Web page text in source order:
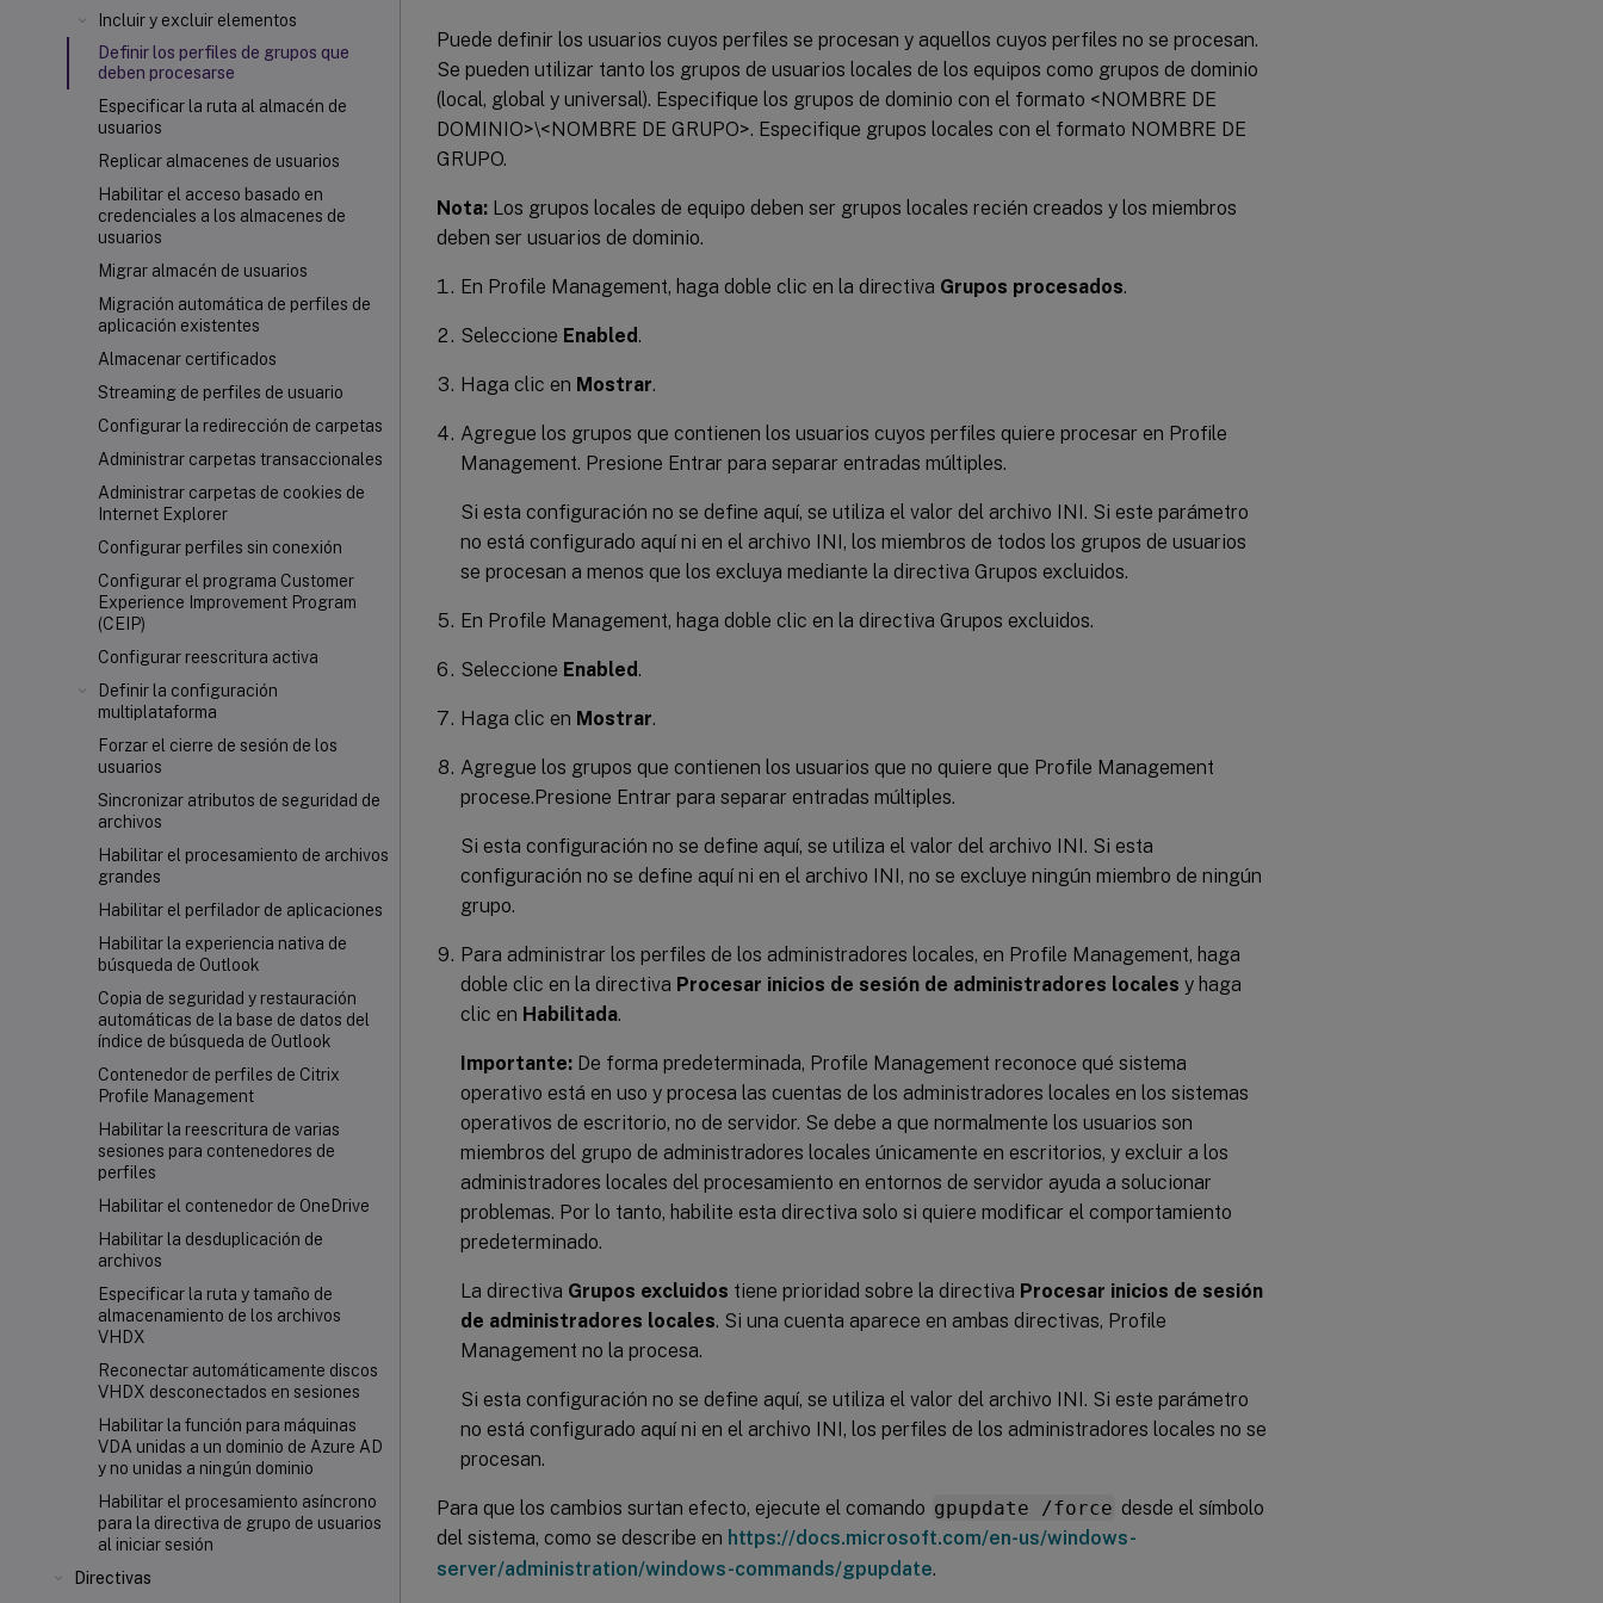
Incluir y excluir elementos
Definir los perfiles de grupos que
deben procesarse
Especificar la ruta al almacén de
usuarios
Replicar almacenes de usuarios
Habilitar el acceso basado en
credenciales a los almacenes de
usuarios
Migrar almacén de usuarios
Migración automática de perfiles de
aplicación existentes
Almacenar certificados
Streaming de perfiles de usuario
Configurar la redirección de carpetas
Administrar carpetas transaccionales
Administrar carpetas de cookies de
Internet Explorer
Configurar perfiles sin conexión
Configurar el programa Customer
Experience Improvement Program
(CEIP)
Configurar reescritura activa
Definir la configuración
multiplataforma
Forzar el cierre de sesión de los
usuarios
Sincronizar atributos de seguridad de
archivos
Habilitar el procesamiento de archivos
grandes
Habilitar el perfilador de aplicaciones
Habilitar la experiencia nativa de
búsqueda de Outlook
Copia de seguridad y restauración
automáticas de la base de datos del
índice de búsqueda de Outlook
Contenedor de perfiles de Citrix
Profile Management
Habilitar la reescritura de varias
sesiones para contenedores de
perfiles
Habilitar el contenedor de OneDrive
Habilitar la desduplicación de
archivos
Especificar la ruta y tamaño de
almacenamiento de los archivos
VHDX
Reconectar automáticamente discos
VHDX desconectados en sesiones
Habilitar la función para máquinas
VDA unidas a un dominio de Azure AD
y no unidas a ningún dominio
Habilitar el procesamiento asíncrono
para la directiva de grupo de usuarios
al iniciar sesión
Directivas
Puede definir los usuarios cuyos perfiles se procesan y aquellos cuyos perfiles no se procesan.
Se pueden utilizar tanto los grupos de usuarios locales de los equipos como grupos de dominio
(local, global y universal). Especifique los grupos de dominio con el formato <NOMBRE DE
DOMINIO>\<NOMBRE DE GRUPO>. Especifique grupos locales con el formato NOMBRE DE
GRUPO.
Nota: Los grupos locales de equipo deben ser grupos locales recién creados y los miembros
deben ser usuarios de dominio.
En Profile Management, haga doble clic en la directiva Grupos procesados.
Seleccione Enabled .
Haga clic en Mostrar.
Agregue los grupos que contienen los usuarios cuyos perfiles quiere procesar en Profile
Management. Presione Entrar para separar entradas múltiples.
Si esta configuración no se define aquí, se utiliza el valor del archivo INI. Si este parámetro
no está configurado aquí ni en el archivo INI, los miembros de todos los grupos de usuarios
se procesan a menos que los excluya mediante la directiva Grupos excluidos.
En Profile Management, haga doble clic en la directiva Grupos excluidos.
Seleccione Enabled .
Haga clic en Mostrar.
Agregue los grupos que contienen los usuarios que no quiere que Profile Management
procese.Presione Entrar para separar entradas múltiples.
Si esta configuración no se define aquí, se utiliza el valor del archivo INI. Si esta
configuración no se define aquí ni en el archivo INI, no se excluye ningún miembro de ningún
grupo.
Para administrar los perfiles de los administradores locales, en Profile Management, haga
doble clic en la directiva Procesar inicios de sesión de administradores locales y haga
clic en Habilitada.
Importante: De forma predeterminada, Profile Management reconoce qué sistema
operativo está en uso y procesa las cuentas de los administradores locales en los sistemas
operativos de escritorio, no de servidor. Se debe a que normalmente los usuarios son
miembros del grupo de administradores locales únicamente en escritorios, y excluir a los
administradores locales del procesamiento en entornos de servidor ayuda a solucionar
problemas. Por lo tanto, habilite esta directiva solo si quiere modificar el comportamiento
predeterminado.
La directiva Grupos excluidos tiene prioridad sobre la directiva Procesar inicios de sesión
de administradores locales. Si una cuenta aparece en ambas directivas, Profile
Management no la procesa.
Si esta configuración no se define aquí, se utiliza el valor del archivo INI. Si este parámetro
no está configurado aquí ni en el archivo INI, los perfiles de los administradores locales no se
procesan.
Para que los cambios surtan efecto, ejecute el comando gpupdate /force desde el símbolo
del sistema, como se describe en https://docs.microsoft.com/en-us/windows-
server/administration/windows-commands/gpupdate.